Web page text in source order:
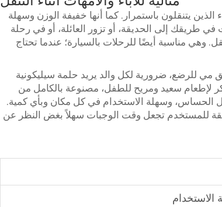
الذين يتنقلون باستمرار. كما أنها خفيفة الوزن وسهلة
طريقك إلى الحديقة، أو تزور العائلة، أو في رحلة
وهي مناسبة أيضًا للرحلات بالسيارة؛ عندما تحتاج
بسعة 3 أوقية، زجاجة السيق مي للرضع، ضرورية لكل والد يريد حلمة سيليكونية
لإطعام سعيد ومريح للطفل، مصنوعة بالكامل من
للمستخدم تجعل وقت الوجبات سهلاً بغض النظر عن